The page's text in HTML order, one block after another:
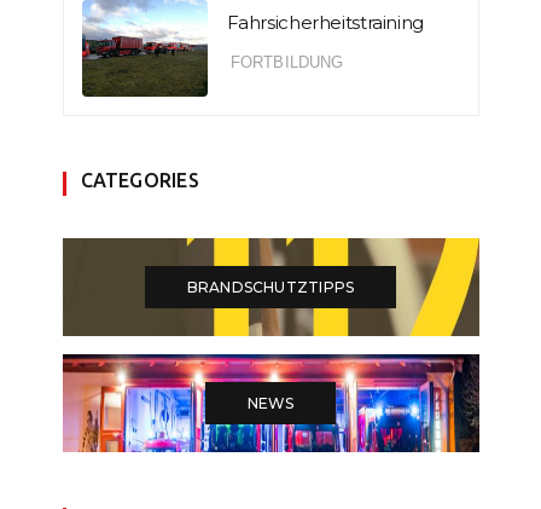
Fahrsicherheitstraining
FORTBILDUNG
CATEGORIES
BRANDSCHUTZTIPPS
NEWS